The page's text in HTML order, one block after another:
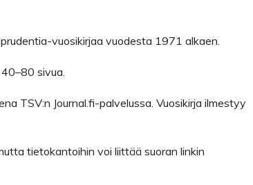
vuosikirjaa vuodesta 1971 alkaen.
sivua.
TSV:n Journal.fi-palvelussa. Vuosikirja ilmestyy
tietokantoihin voi liittää suoran linkin